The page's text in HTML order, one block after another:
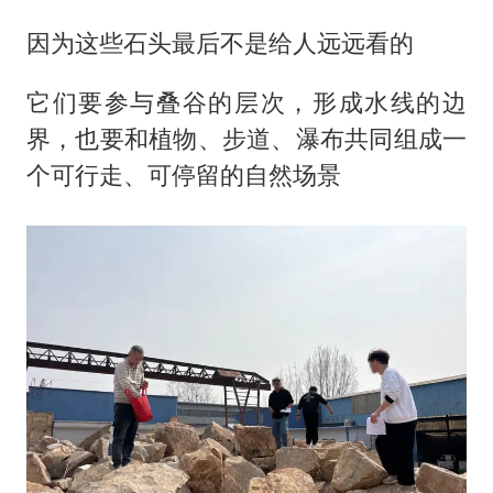
因为这些石头最后不是给人远远看的
它们要参与叠谷的层次，形成水线的边
界，也要和植物、步道、瀑布共同组成一
个可行走、可停留的自然场景